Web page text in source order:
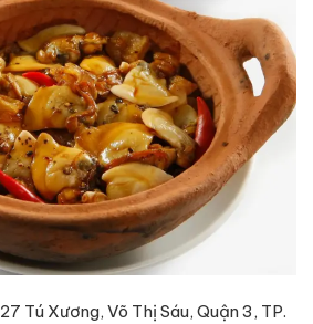
27 Tú Xương, Võ Thị Sáu, Quận 3, TP.